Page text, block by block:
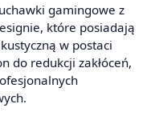
gamingowe z
które posiadają
w postaci
do redukcji zakłóceń,